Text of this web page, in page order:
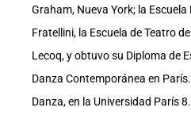
Graham, Nueva York; la
Fratellini, la Escuela de Teatro
Lecoq, y obtuvo su Diploma de
Danza Contemporánea en
Danza, en la Universidad París